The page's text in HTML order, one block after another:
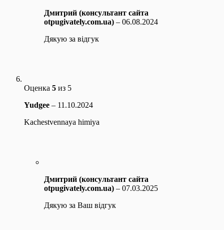
Дмитрий (консультант сайта
otpugivately.com.ua) – 06.08.2024
Дякую за відгук
Оценка 5 из 5
Yudgee – 11.10.2024
Kachestvennaya himiya
Дмитрий (консультант сайта
otpugivately.com.ua) – 07.03.2025
Дякую за Ваш відгук